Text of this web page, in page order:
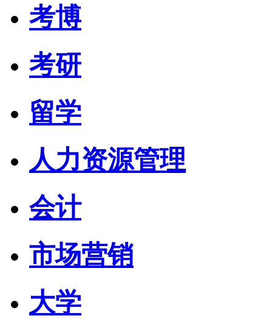
考博
考研
留学
人力资源管理
会计
市场营销
大学